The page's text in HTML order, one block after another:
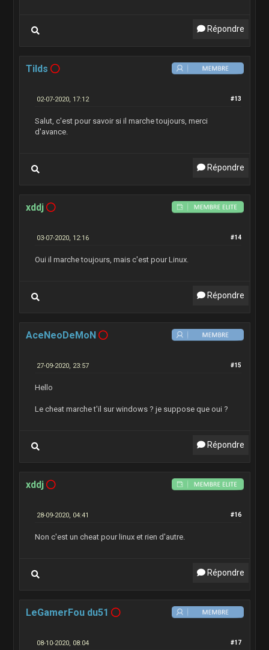
Répondre
Tilds
#13
02-07-2020, 17:12
Salut, c'est pour savoir si il marche toujours, merci
d'avance.
Répondre
xddj
#14
03-07-2020, 12:16
Oui il marche toujours, mais c'est pour Linux.
Répondre
AceNeoDeMoN
#15
27-09-2020, 23:57
Hello
Le cheat marche t'il sur windows ? je suppose que oui ?
Répondre
xddj
#16
28-09-2020, 04:41
Non c'est un cheat pour linux et rien d'autre.
Répondre
LeGamerFou du51
#17
08-10-2020, 08:04